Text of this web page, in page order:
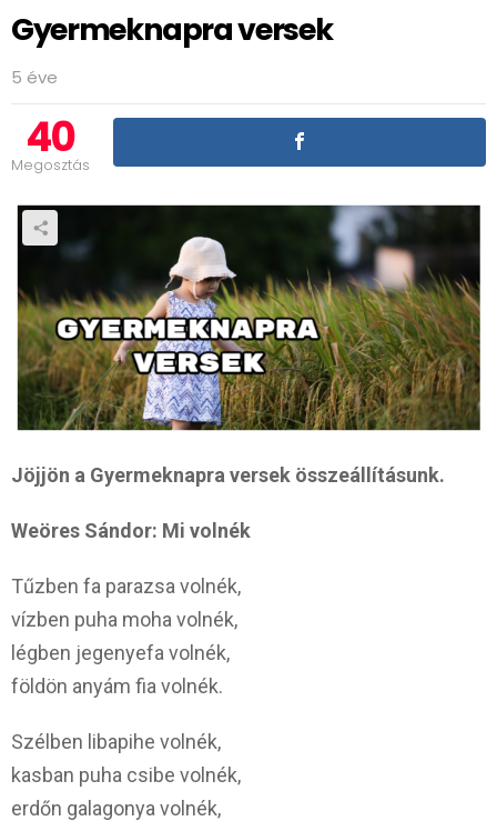
Gyermeknapra versek
5 éve
40
Megosztás
Jöjjön a Gyermeknapra versek összeállításunk.
Weöres Sándor: Mi volnék
Tűzben fa parazsa volnék,
vízben puha moha volnék,
légben jegenyefa volnék,
földön anyám fia volnék.
Szélben libapihe volnék,
kasban puha csibe volnék,
erdőn galagonya volnék,